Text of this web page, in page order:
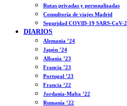
Rutas privadas y personalizadas
Consultoría de viajes Madrid
Seguridad COVID-19 SARS-CoV-2
DIARIOS
Alemania ’24
Japón ’24
Albania ’23
Francia ’23
Portugal ’23
Francia ’22
Jordania-Malta ’22
Rumanía ’22